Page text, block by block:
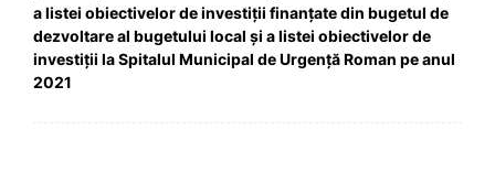
a listei obiectivelor de investiții finanțate din bugetul de
dezvoltare al bugetului local și a listei obiectivelor de
investiții la Spitalul Municipal de Urgență Roman pe anul
2021